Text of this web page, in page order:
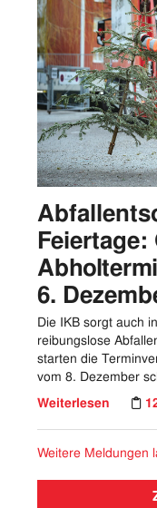
Feiertage:
6.
Die IKB sorgt auch
reibungslose
starten die
vom 8. Dezember
Weiterlesen
Weitere Meldungen